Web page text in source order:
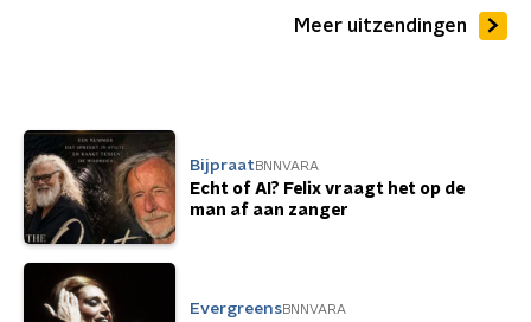
Meer uitzendingen
BijpraatBNNVARA
Echt of AI? Felix vraagt het op de
man af aan zanger
EvergreensBNNVARA